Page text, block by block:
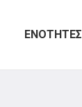
ΕΝΟΤΗΤΕΣ